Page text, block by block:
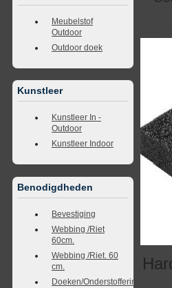
Meubelstof
Outdoor
Outdoor doek
Kunstleer
Kunstleer In -
Outdoor
Kunstleer Indoor
Benodigdheden
Bevestiging
Webbing /Riet
60cm.
Webbing /Riet. 60
cm.
Doeken/Onderstoffering